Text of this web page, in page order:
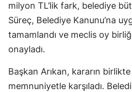
milyon TL’lik fark, belediye
Süreç, Belediye Kanunu’na
tamamlandı ve meclis oy
onayladı.
Başkan Arıkan, kararın birlikte
memnuniyetle karşıladı.